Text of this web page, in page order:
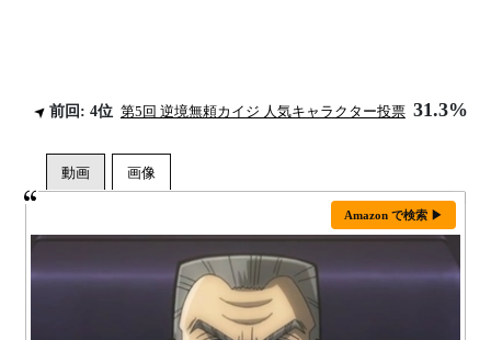
前回: 4位 第5回 逆境無頼カイジ 人気キャラクター投票 31.3%
Amazon で検索 ▶